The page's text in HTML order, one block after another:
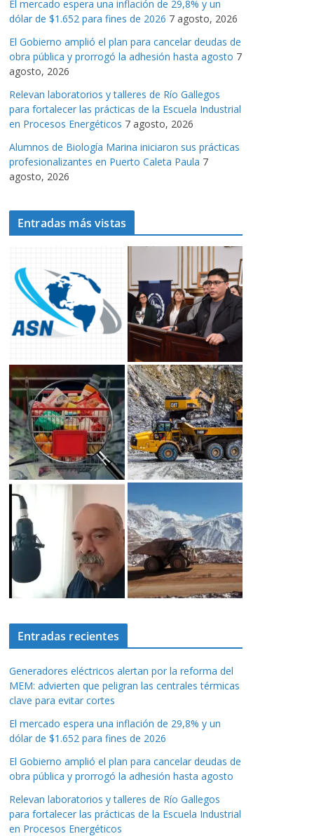
a
s
El mercado espera una inflación de 29,8% y un
dólar de $1.652 para fines de 2026 7 agosto, 2026
El Gobierno amplió el plan para cancelar deudas de
obra pública y prorrogó la adhesión hasta agosto 7
agosto, 2026
Relevan laboratorios y talleres de Río Gallegos
para fortalecer las prácticas de la Escuela Industrial
en Procesos Energéticos 7 agosto, 2026
Alumnos de Biología Marina iniciaron sus prácticas
profesionalizantes en Puerto Caleta Paula 7
agosto, 2026
Entradas más vistas
Entradas recientes
Generadores eléctricos alertan por la reforma del
MEM: advierten que peligran las centrales térmicas
clave para evitar cortes
El mercado espera una inflación de 29,8% y un
dólar de $1.652 para fines de 2026
El Gobierno amplió el plan para cancelar deudas de
obra pública y prorrogó la adhesión hasta agosto
Relevan laboratorios y talleres de Río Gallegos
para fortalecer las prácticas de la Escuela Industrial
en Procesos Energéticos